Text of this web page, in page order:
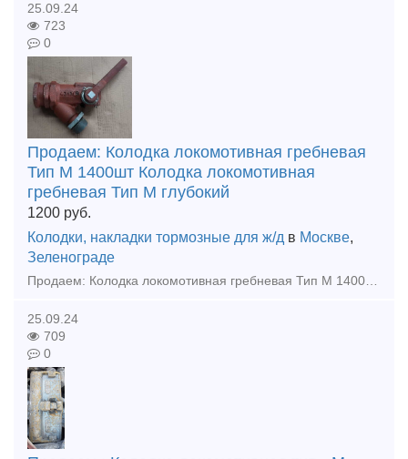
25.09.24
723
0
Продаем: Колодка локомотивная гребневая
Тип М 1400шт Колодка локомотивная
гребневая Тип М глубокий
1200 руб.
Колодки, накладки тормозные для ж/д в Москве,
Зеленограде
Продаем: Колодка локомотивная гребневая Тип М 1400шт Колодка локомотивная гребневая Тип М глубокий захват 1400шт Рельсы р65 бу 1гр 300тн , 2гр 200тн Цена договорная. Покупаем любые мате
25.09.24
709
0